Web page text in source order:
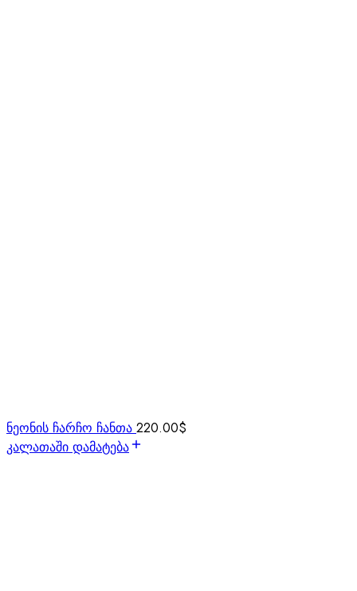
ნეონის ჩარჩო ჩანთა 220.00$
კალათაში დამატება